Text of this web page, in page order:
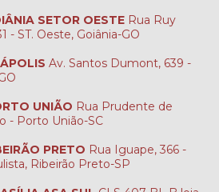
SETOR OESTE Rua Ruy
- ST. Oeste, Goiânia-GO
Av. Santos Dumont, 639 -
UNIÃO Rua Prudente de
- Porto União-SC
PRETO Rua Iguape, 366 -
Ribeirão Preto-SP